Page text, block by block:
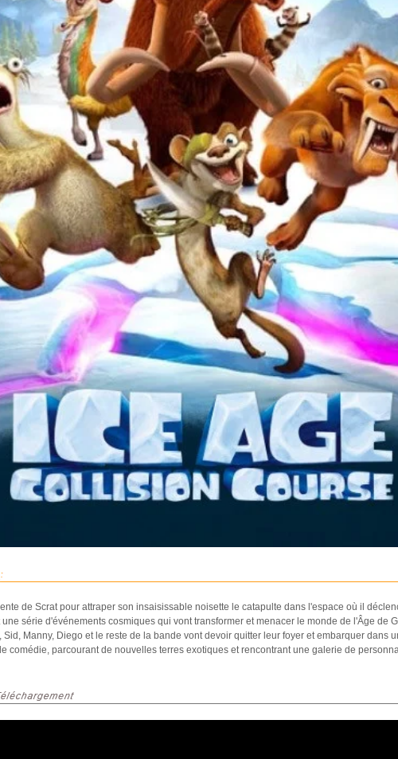
de Scrat pour attraper son insaisissable noisette le catapulte dans l'espace où il
série d'événements cosmiques qui vont transformer et menacer le monde de l'Âge de
Sid, Manny, Diego et le reste de la bande vont devoir quitter leur foyer et embarquer dans
comédie, parcourant de nouvelles terres exotiques et rencontrant une galerie de